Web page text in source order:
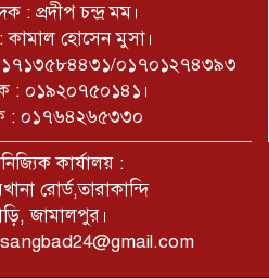
Gołove AI odpowiada
i płynnie na pytania
ইতিহাসে আগষ্ট ৬৯ হতে
ঘটনাবলী
: প্রদীপ চন্দ্র মম।
কামাল হোসেন মুসা।
০১৭০১২৭৪৩৯৩
: ০১৯২০৭৫০১৪১।
: ০১৭৬৪২৬৫৩৩০
কার্যালয় :
রোর্ড,তারাকান্দি
জামালপুর।